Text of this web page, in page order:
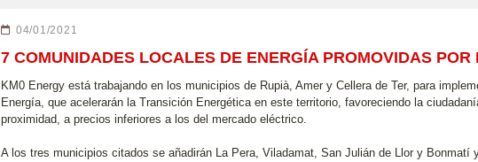
04/01/2021
7 COMUNIDADES LOCALES DE ENERGÍA PROMOVIDAS
KM0 Energy está trabajando en los municipios de Rupià, Amer y Cellera de Ter, para
Energía, que acelerarán la Transición Energética en este territorio, favoreciendo la
proximidad, a precios inferiores a los del mercado eléctrico.
A los tres municipios citados se añadirán La Pera, Viladamat, San Julián de Llor y Bonmatí